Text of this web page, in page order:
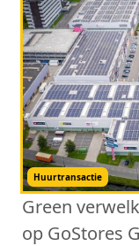
Huurtransactie
Green
op GoStores